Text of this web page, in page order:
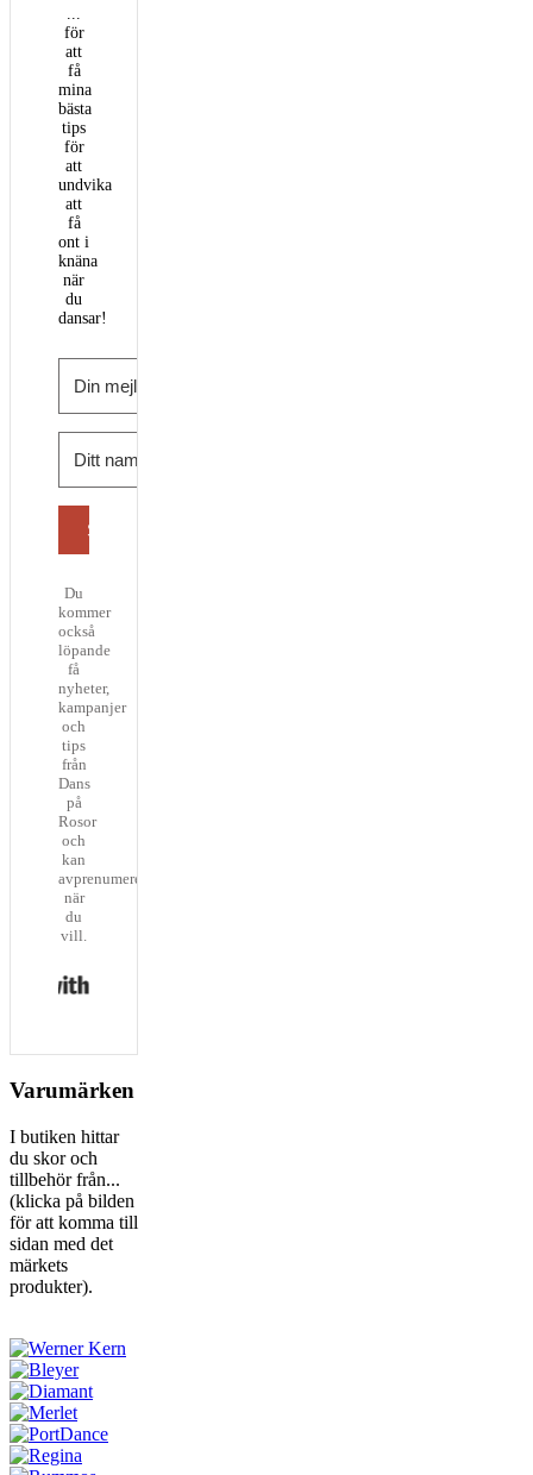
...
för
att
få
mina
bästa
tips
för
att
undvika
att
få
ont i
knäna
när
du
dansar!
Skicka
Du
kommer
också
löpande
få
nyheter,
kampanjer
och
tips
från
Dans
på
Rosor
och
kan
avprenumerera
när
du
vill.
Varumärken
I butiken hittar
du skor och
tillbehör från...
(klicka på bilden
för att komma till
sidan med det
märkets
produkter).